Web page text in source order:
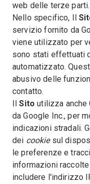
web delle terze parti.
Nello specifico, Il
servizio fornito da
viene utilizzato per
sono stati effettuati
automatizzato.
abusivo delle
contatto.
IlSito utilizza anche
da Google Inc., per
indicazioni stradali.
dei cookiesul
le preferenze e
informazioni
includere l'indirizzo